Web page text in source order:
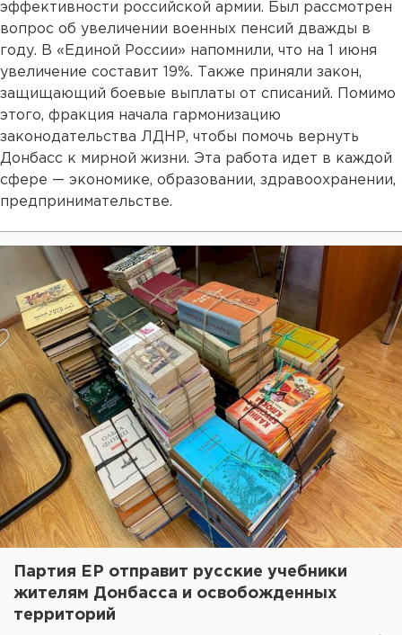
эффективности российской армии. Был рассмотрен
вопрос об увеличении военных пенсий дважды в
году. В «Единой России» напомнили, что на 1 июня
увеличение составит 19%. Также приняли закон,
защищающий боевые выплаты от списаний. Помимо
этого, фракция начала гармонизацию
законодательства ЛДНР, чтобы помочь вернуть
Донбасс к мирной жизни. Эта работа идет в каждой
сфере — экономике, образовании, здравоохранении,
предпринимательстве.
Партия ЕР отправит русские учебники
жителям Донбасса и освобожденных
территорий